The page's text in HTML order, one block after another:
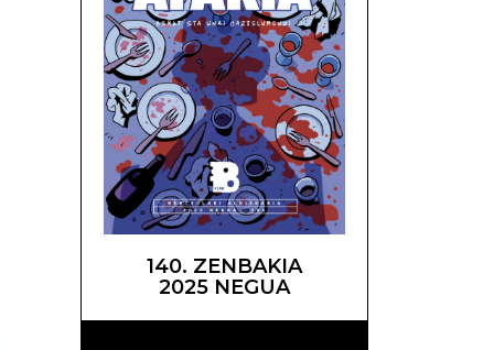
140. ZENBAKIA
2025 NEGUA